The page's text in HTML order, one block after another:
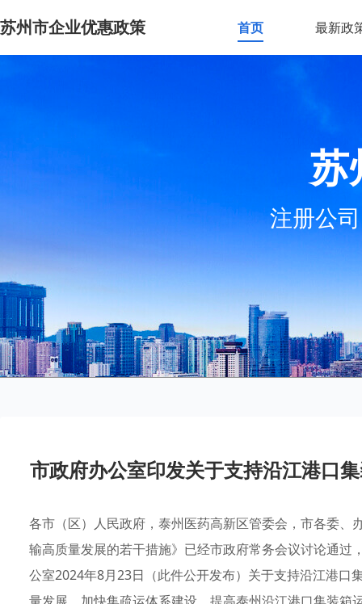
苏州市企业优惠政策 首页 最新政
苏
注册公
市政府办公室印发关于支持沿江港口
各市（区）人民政府，泰州医药高新区管委会，市各委
输高质量发展的若干措施》已经市政府常务会议讨论通
公室2024年8月23日（此件公开发布）关于支持沿江港口